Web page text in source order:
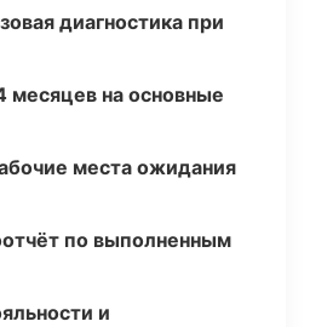
диагностика при
месяцев на основные
места ожидания
по выполненным
и